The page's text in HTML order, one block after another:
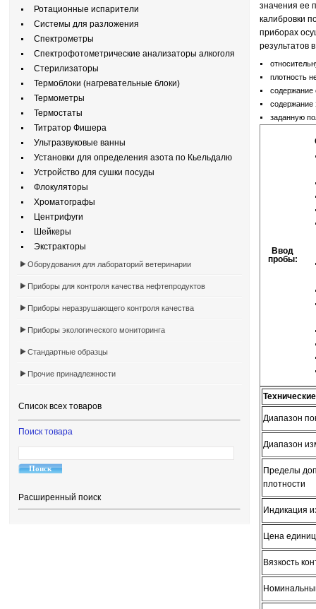
Ротационные испарители
Системы для разложения
Спектрометры
Спектрофотометрические анализаторы алкоголя
Стерилизаторы
Термоблоки (нагревательные блоки)
Термометры
Термостаты
Титратор Фишера
Ультразвуковые ванны
Установки для определения азота по Кьельдалю
Устройство для сушки посуды
Флокуляторы
Хроматографы
Центрифуги
Шейкеры
Экстракторы
Оборудования для лабораторий ветеринарии
Приборы для контроля качества нефтепродуктов
Приборы неразрушающего контроля качества
Приборы экологического мониторинга
Стандартные образцы
Прочие принадлежности
Список всех товаров
Поиск товара
Расширенный поиск
значения ее
калибровки
приборах
результатов
плотность
содержание
содержание
заданную
Ввод
пробы:
Диапазон
Диапазон
Пределы
плотности
Индикация
Цена
Вязкость